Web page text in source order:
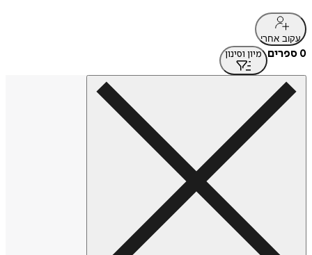
עקוב אחרי
0 ספרים מיון וסינון